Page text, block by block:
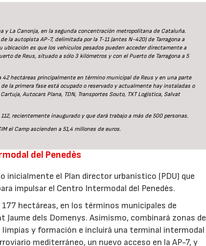
y La Canonja, en la segunda concentración metropolitana de Cataluña.
la autopista AP-7, delimitada por la T-11 (antes N-420) de Tarragona a
es que los vehículos pesados pueden acceder directamente a
de Reus, situado a sólo 3 kilómetros y con el Puerto de Tarragona a 5
42 hectáreas principalmente en término municipal de Reus y en una parte
la primera fase está ocupado o reservado y actualmente hay instaladas o
Autocars Plana, TDN, Transportes Souto, TXT Logística, Salvat
recientemente inaugurado y que dará trabajo a más de 500 personas.
el Camp ascienden a 51,4 millones de euros.
del Penedès
inicialmente el Plan director urbanístico (PDU) que
impulsar el Centro Intermodal del Penedès.
hectáreas, en los términos municipales de
Jaume dels Domenys. Asimismo, combinará zonas de
y formación e incluirá una terminal intermodal
mediterráneo, un nuevo acceso en la AP-7, y